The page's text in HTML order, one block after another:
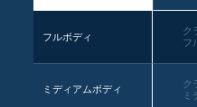
フルボディ
ク
フ
ミディアムボディ
ク
ミ